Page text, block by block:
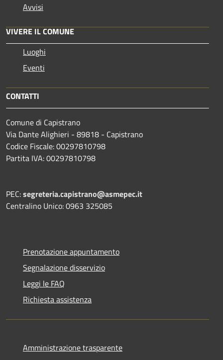
Avvisi
VIVERE IL COMUNE
Luoghi
Eventi
CONTATTI
Comune di Capistrano
Via Dante Alighieri - 89818 - Capistrano
Codice Fiscale: 00297810798
Partita IVA: 00297810798
PEC:segreteria.capistrano@asmepec.it
Centralino Unico: 0963 325085
Prenotazione appuntamento
Segnalazione disservizio
Leggi le FAQ
Richiesta assistenza
Amministrazione trasparente